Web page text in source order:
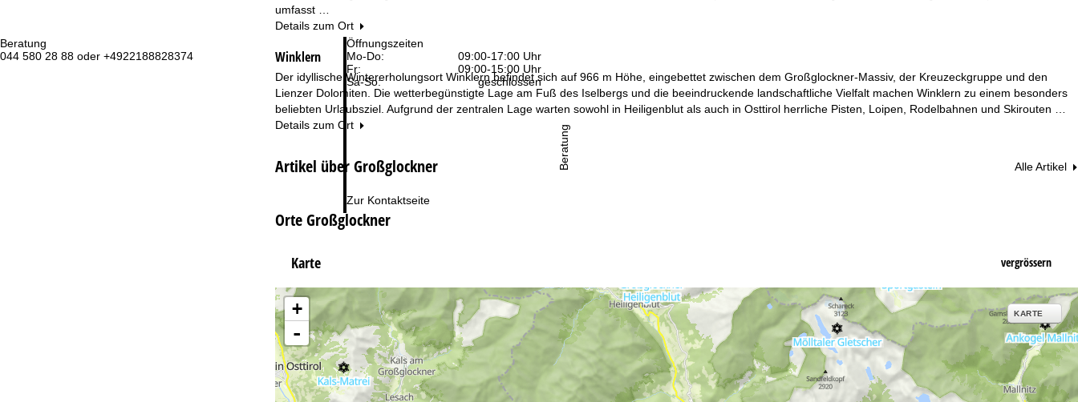
Beratung
044 580 28 88 oder +4922188828374
Öffnungszeiten
Mo-Do:
09:00-17:00 Uhr
Fr:
09:00-15:00 Uhr
Sa-So:
geschlossen
Zur Kontaktseite
Beratung
umfasst …
Details zum Ort
Winklern
Der idyllische Wintererholungsort Winklern befindet sich auf 966 m Höhe, eingebettet zwischen dem Großglockner-Massiv, der Kreuzeckgruppe und den
Lienzer Dolomiten. Die wetterbegünstigte Lage am Fuß des Iselbergs und die beeindruckende landschaftliche Vielfalt machen Winklern zu einem besonders
beliebten Urlaubsziel. Aufgrund der zentralen Lage warten sowohl in Heiligenblut als auch in Osttirol herrliche Pisten, Loipen, Rodelbahnen und Skirouten …
Details zum Ort
Artikel über Großglockner Alle Artikel
Orte Großglockner
Karte vergrössern
+
-
KARTE